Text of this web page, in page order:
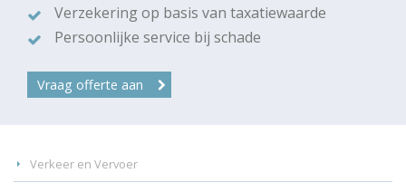
Verzekering op basis van taxatiewaarde
Persoonlijke service bij schade
Vraag offerte aan
Verkeer en Vervoer